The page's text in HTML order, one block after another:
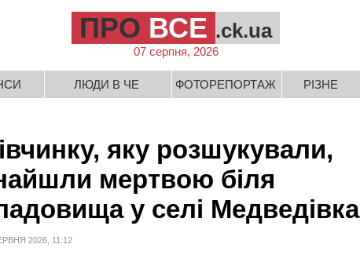
ПРО ВСЕ .ck.ua
07 серпня, 2026
ЛЮДИ В ЧЕ ФОТОРЕПОРТАЖ РІЗНЕ
яку розшукували,
мертвою біля
у селі Медведівка
2026, 11:12